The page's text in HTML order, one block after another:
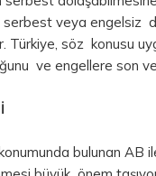
serbest veya engelsiz
Türkiye, söz konusu
ve engellere son
bulunan AB